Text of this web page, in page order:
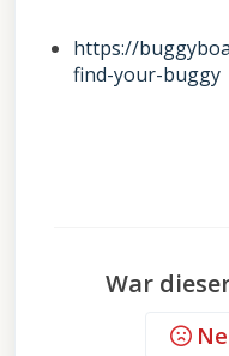
https://
find-your-buggy
War